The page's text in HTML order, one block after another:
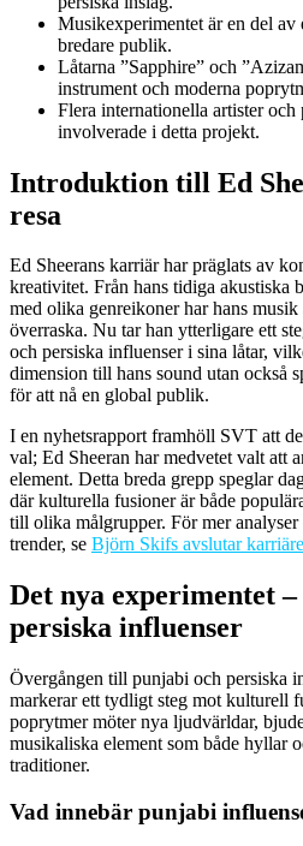
Musikexperimentet är en del av
bredare publik.
Låtarna ”Sapphire” och
instrument och moderna
Flera internationella artister
involverade i detta projekt.
Introduktion till Ed
resa
Ed Sheerans karriär har präglats av
kreativitet. Från hans tidiga akustiska
med olika genreikoner har hans
överraska. Nu tar han ytterligare ett
och persiska influenser i sina låtar,
dimension till hans sound utan också
för att nå en global publik.
I en nyhetsrapport framhöll SVT att
val; Ed Sheeran har medvetet valt att
element. Detta breda grepp speglar
där kulturella fusioner är både
till olika målgrupper. För mer
trender, se Björn Skifs avslutar
Det nya experimentet
persiska influenser
Övergången till punjabi och persiska
markerar ett tydligt steg mot kulturell
poprytmer möter nya ljudvärldar,
musikaliska element som både hyllar
traditioner.
Vad innebär punjabi